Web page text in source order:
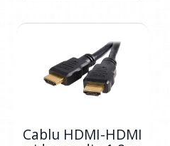
Cablu HDMI-HDMI